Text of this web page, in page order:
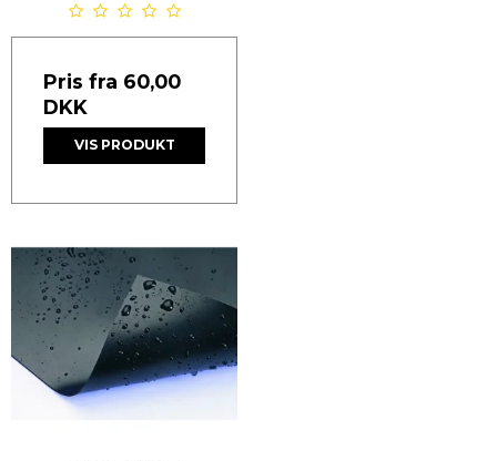
Pris fra 60,00
DKK
VIS PRODUKT